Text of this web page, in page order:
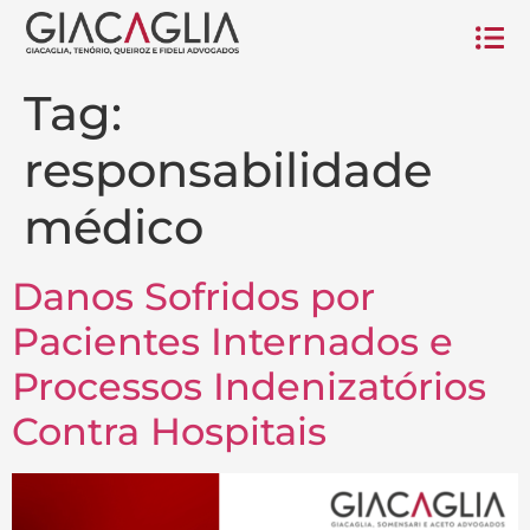
Tag:
responsabilidade
médico
Danos Sofridos por
Pacientes Internados e
Processos Indenizatórios
Contra Hospitais